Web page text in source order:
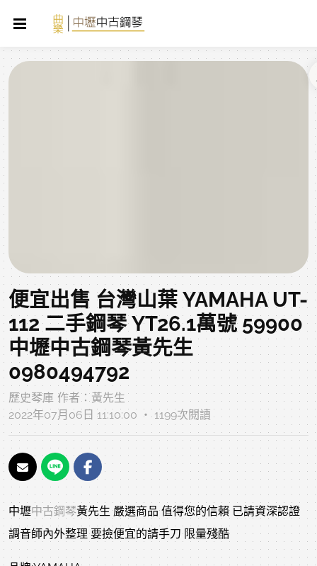
便宜出售 台灣山葉 YAMAHA UT-
112 二手鋼琴 YT26.1萬號 59900
中壢中古鋼琴黃先生
0980494792
歷史琴庫 作者：黃先生
2022年07月06日 11:10:00 ‧ 1199次閱讀
中壢中古鋼琴黃先生 嚴選商品 值得您的信賴 已請資深認證
調音師內外整理 要撿便宜的請手刀 限量殘酷